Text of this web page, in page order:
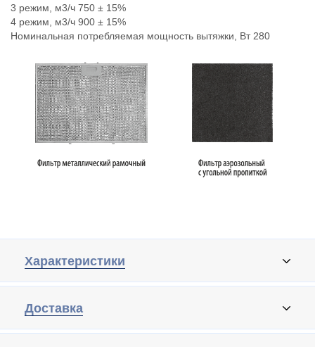
3 режим, м3/ч 750 ± 15%
4 режим, м3/ч 900 ± 15%
Номинальная потребляемая мощность вытяжки, Вт 280
Характеристики
Доставка